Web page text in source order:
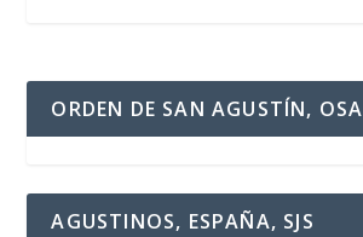
ORDEN DE SAN AGUSTÍN, OSA
AGUSTINOS, ESPAÑA, SJS